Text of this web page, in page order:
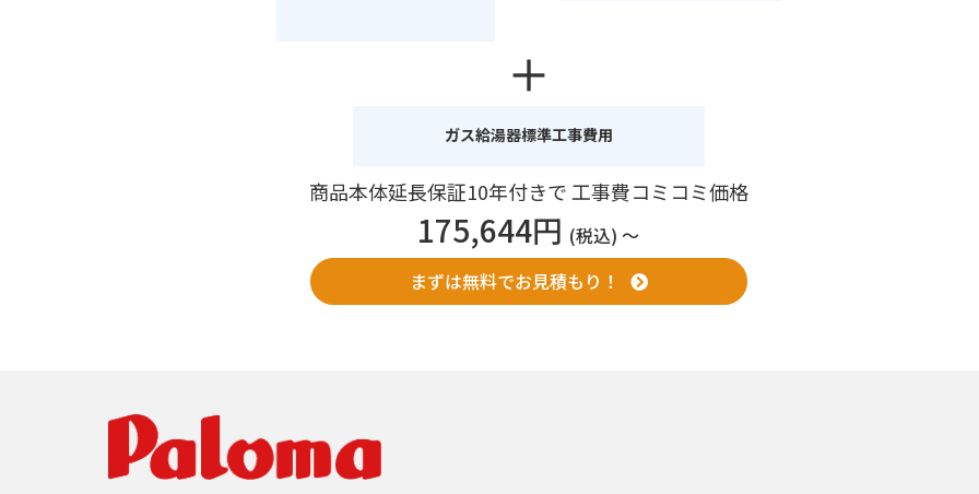
ガス給湯器標準工事費用
商品本体延長保証10年付きで工事費コミコミ価格
175,644円 (税込) 〜
まずは無料でお見積もり！